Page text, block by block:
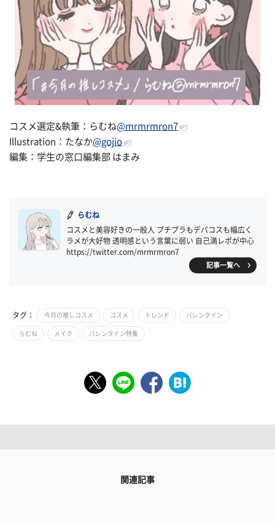
コスメ選定&執筆：らむね@mrmrmron7
Illustration：たなか@gojio
編集：学生の窓口編集部 はまみ
らむね
コスメと美容好きの一般人 プチプラもデパコスも幅広く
ラメが大好物 透明感という言葉に弱い 自己満レポが中心
https://twitter.com/mrmrmron7
記事一覧へ
タグ： 今月の推しコスメ コスメ トレンド バレンタイン
らむね メイク バレンタイン特集
関連記事